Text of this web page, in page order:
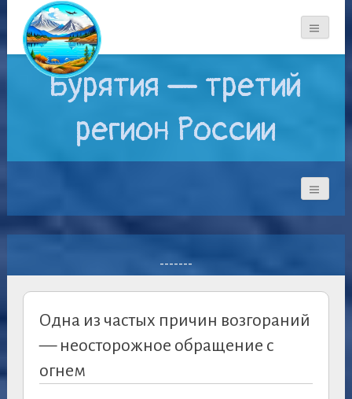
Бурятия — третий
регион России
-------
Одна из частых причин возгораний
— неосторожное обращение с
огнем